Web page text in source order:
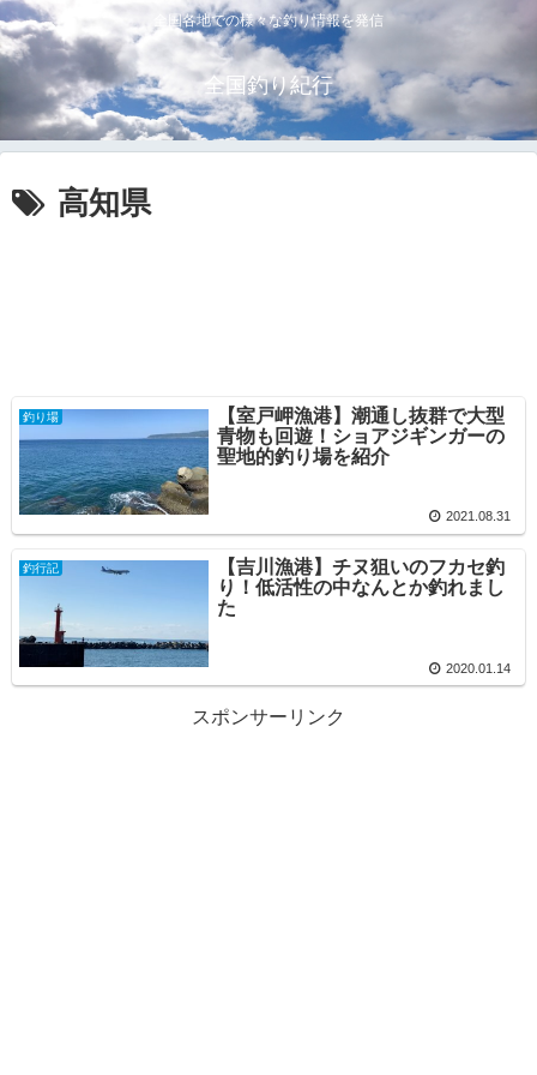
全国各地での様々な釣り情報を発信
全国釣り紀行
高知県
釣り場
【室戸岬漁港】潮通し抜群で大型
青物も回遊！ショアジギンガーの
聖地的釣り場を紹介
2021.08.31
釣行記
【吉川漁港】チヌ狙いのフカセ釣
り！低活性の中なんとか釣れまし
た
2020.01.14
スポンサーリンク